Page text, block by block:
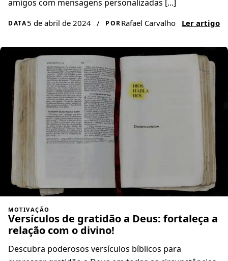
amigos com mensagens personalizadas [...]
DATA5 de abril de 2024 / PORRafael Carvalho Ler artigo
MOTIVAÇÃO
Versículos de gratidão a Deus: fortaleça a
relação com o divino!
Descubra poderosos versículos bíblicos para